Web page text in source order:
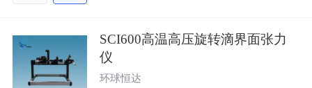
SCI600高温高压旋转滴界面张力
仪
环球恒达